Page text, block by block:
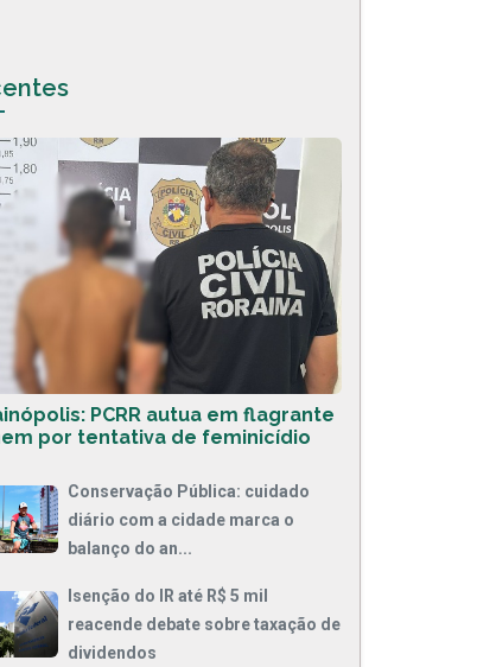
PCRR autua em flagrante
por tentativa de feminicídio
Conservação Pública: cuidado
diário com a cidade marca o
balanço do an...
Isenção do IR até R$ 5 mil
reacende debate sobre taxação de
dividendos